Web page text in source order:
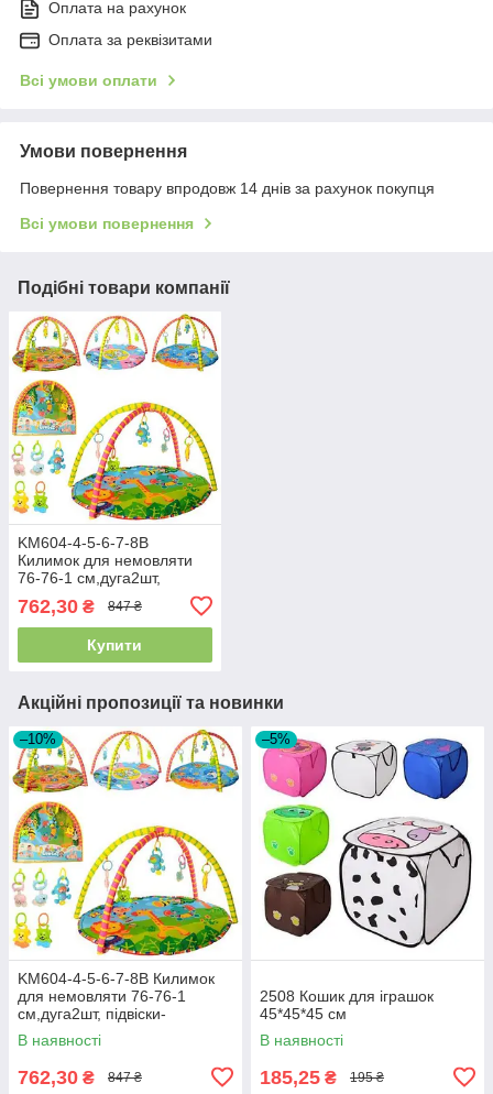
Оплата на рахунок
Оплата за реквізитами
Всі умови оплати
Умови повернення
Повернення товару впродовж 14 днів за рахунок покупця
Всі умови повернення
Подібні товари компанії
KM604-4-5-6-7-8B
Килимок для немовляти
76-76-1 см,дуга2шт,
штук, 5 видів, у сумці
762,30 ₴ 847 ₴
Купити
Акційні пропозиції та новинки
–10%
KM604-4-5-6-7-8B Килимок
для немовляти 76-76-1
см,дуга2шт, підвіски-
брязкальця 5 штук, 5 видів, у
сумці
В наявності
762,30 ₴ 847 ₴
–5%
2508 Кошик для іграшок
45*45*45 см
В наявності
185,25 ₴ 195 ₴